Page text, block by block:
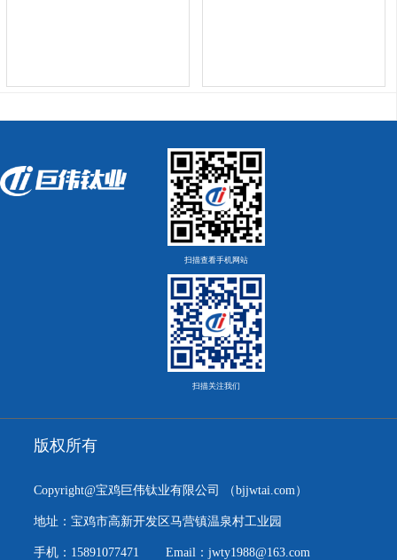
扫描查看手机网站
扫描关注我们
版权所有
Copyright@宝鸡巨伟钛业有限公司 （bjjwtai.com）
地址：宝鸡市高新开发区马营镇温泉村工业园
手机：15891077471 Email：jwty1988@163.com